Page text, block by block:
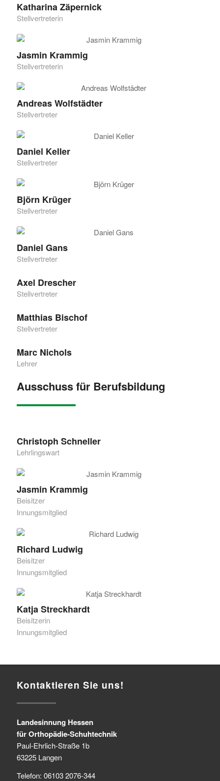
Katharina Zäpernick
Stellvertreterin
Jasmin Krammig
Stellvertreterin
Andreas Wolfstädter
Stellvertreter
Daniel Keller
Stellvertreter
Björn Krüger
Stellvertreter
Daniel Gans
Stellvertreter
Axel Drescher
Stellvertreter
Matthias Bischof
Stellvertreter
Marc Nichols
Lehrer
Ausschuss für Berufsbildung
Christoph Schneller
Lehrlingswart
Jasmin Krammig
Beisitzer
Innungsmitglied
Richard Ludwig
Beisitzer
Innungsmitglied
Katja Streckhardt
Beisitzerin
Innungsmitglied
Kontaktieren Sie uns!
Landesinnung Hessen
für Orthopädie-Schuhtechnik
Paul-Ehrlich-Straße 1b
63225 Langen
Telefon: 06103 2076-344